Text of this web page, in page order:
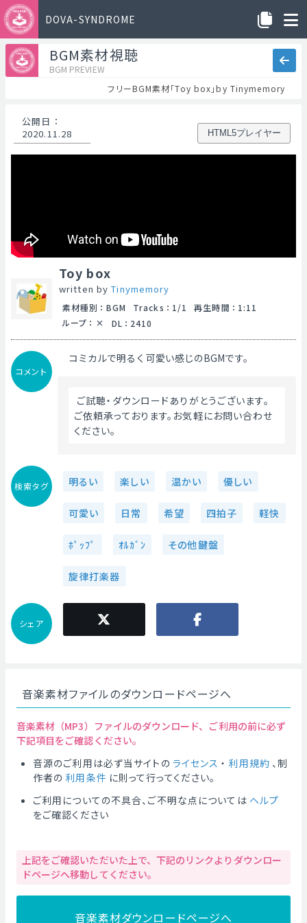
DOVA-SYNDROME
BGM素材視聴
BGM PREVIEW
フリーBGM素材「Toy box」by Tinymemory
公開日 ：
2020.11.28
HTML5プレイヤー
Toy box
written byTinymemory
素材種別 ： BGM Tracks ： 1/1 再生時間 ： 1:11
ループ ： DL ： 2410
コメント
コミカルで明るく可愛い感じのBGMです。
ご試聴・ダウンロードありがとうございます。
ご依頼承っております。お気軽にお問い合わせ
ください。
検索タグ 明るい 楽しい 温かい 優しい
可愛い 日常 希望 四拍子 軽快
ﾎﾟｯﾌﾟ ｵﾙｶﾞﾝ その他鍵盤
旋律打楽器
シェア
音楽素材ファイルのダウンロードページへ
音楽素材（MP3）ファイルのダウンロード、ご利用の前に必ず
下記項目をご確認ください。
音源のご利用は必ず当サイトの ライセンス ・ 利用規約 、制
作者の 利用条件 に則って行ってください。
ご利用についての不具合、ご不明な点については ヘルプ
をご確認ください
上記をご確認いただいた上で、下記のリンクよりダウンロー
ドページへ移動してください。
音楽素材ダウンロードページへ